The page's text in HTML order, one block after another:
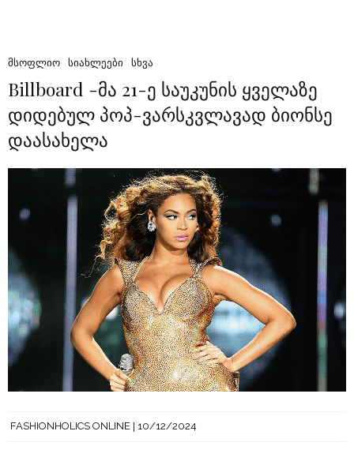
ᲛᲡᲝᲤᲚᲘᲝ ᲡᲘᲐᲮᲚᲔᲔᲑᲘ ᲡᲮᲕᲐ
Billboard -მა 21-ე საუკუნის ყველაზე
დიდებულ პოპ-ვარსკვლავად ბიონსე
დაასახელა
FASHIONHOLICS ONLINE 10/12/2024